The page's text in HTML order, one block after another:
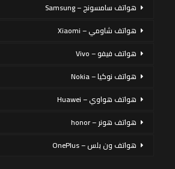
هواتف سامسونج – Samsung
هواتف شاومي – Xiaomi
هواتف فيفو – Vivo
هواتف نوكيا – Nokia
هواتف هواوي – Huawei
هواتف هونر – honor
هواتف ون بلس – OnePlus